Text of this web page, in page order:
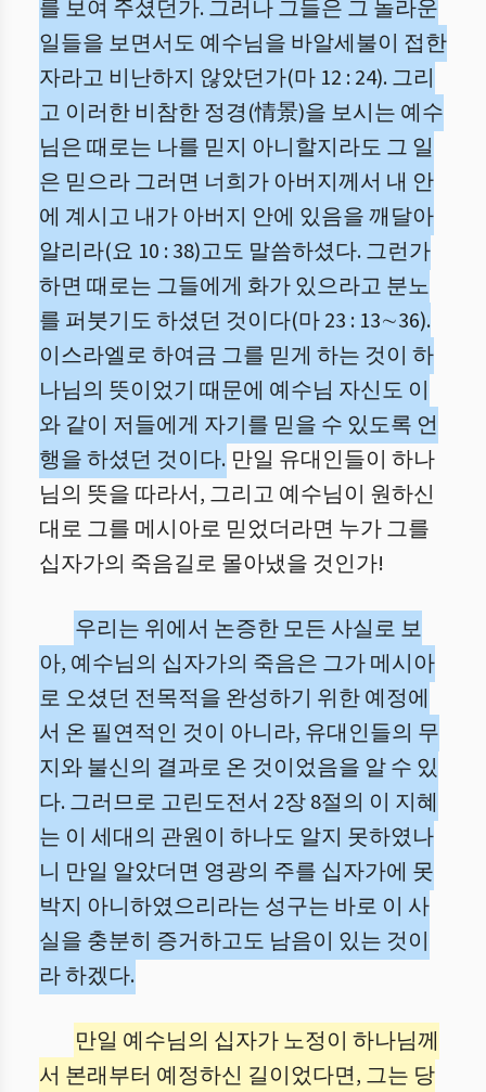
를 보여 주셨던가. 그러나 그들은 그 놀라운
일들을 보면서도 예수님을 바알세불이 접한
자라고 비난하지 않았던가(마 12 : 24). 그리
고 이러한 비참한 정경(情景)을 보시는 예수
님은 때로는 나를 믿지 아니할지라도 그 일
은 믿으라 그러면 너희가 아버지께서 내 안
에 계시고 내가 아버지 안에 있음을 깨달아
알리라(요 10 : 38)고도 말씀하셨다. 그런가
하면 때로는 그들에게 화가 있으라고 분노
를 퍼붓기도 하셨던 것이다(마 23 : 13∼36).
이스라엘로 하여금 그를 믿게 하는 것이 하
나님의 뜻이었기 때문에 예수님 자신도 이
와 같이 저들에게 자기를 믿을 수 있도록 언
행을 하셨던 것이다. 만일 유대인들이 하나
님의 뜻을 따라서, 그리고 예수님이 원하신
대로 그를 메시아로 믿었더라면 누가 그를
십자가의 죽음길로 몰아냈을 것인가!
우리는 위에서 논증한 모든 사실로 보
아, 예수님의 십자가의 죽음은 그가 메시아
로 오셨던 전목적을 완성하기 위한 예정에
서 온 필연적인 것이 아니라, 유대인들의 무
지와 불신의 결과로 온 것이었음을 알 수 있
다. 그러므로 고린도전서 2장 8절의 이 지혜
는 이 세대의 관원이 하나도 알지 못하였나
니 만일 알았더면 영광의 주를 십자가에 못
박지 아니하였으리라는 성구는 바로 이 사
실을 충분히 증거하고도 남음이 있는 것이
라 하겠다.
만일 예수님의 십자가 노정이 하나님께
서 본래부터 예정하신 길이었다면, 그는 당